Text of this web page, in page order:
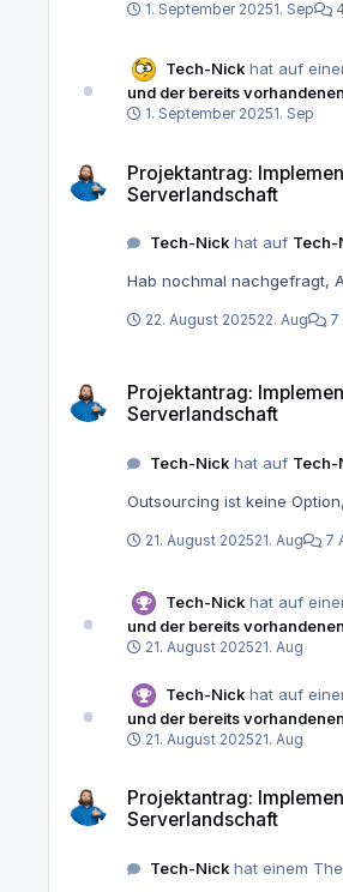
1. September 20251. Sep
Tech-Nick hat auf
und der bereits
1. September 20251. Sep
Projektantrag:
Serverlandschaft
Tech-Nick hat auf Tech-
Hab nochmal nachgefragt,
22. August 202522. Aug 7
Projektantrag:
Serverlandschaft
Tech-Nick hat auf Tech-
21. August 202521. Aug 7
Tech-Nick hat auf
und der bereits
21. August 202521. Aug
Tech-Nick hat auf
und der bereits
21. August 202521. Aug
Projektantrag:
Serverlandschaft
Tech-Nick hat einem